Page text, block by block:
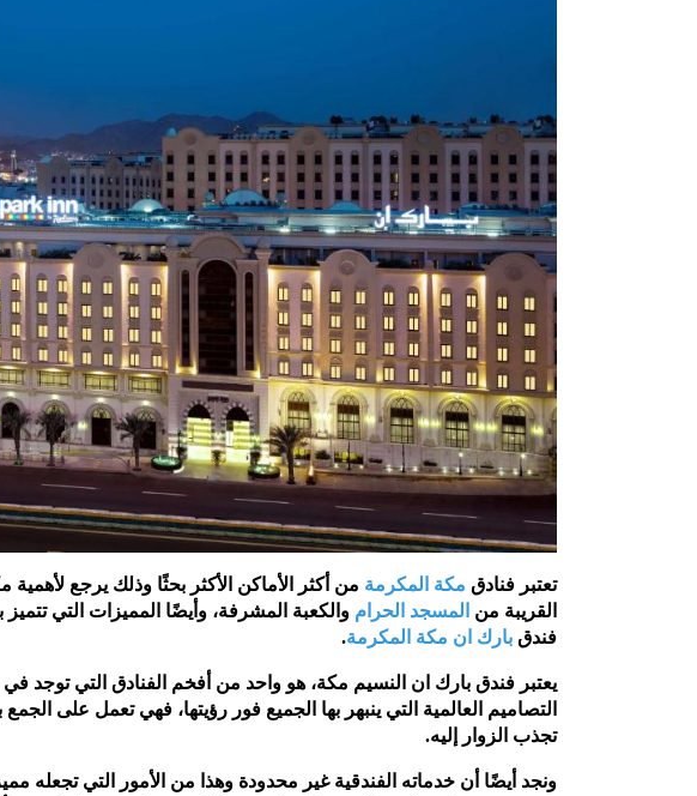
تعتبر فنادق مكة المكرمة من أكثر الأماكن الأكثر بحثًا وذلك يرجع
القريبة من المسجد الحرام والكعبة المشرفة، وأيضًا المميزات التي
فندق بارك ان مكة المكرمة.
يعتبر فندق بارك ان النسيم مكة، هو واحد من أفخم الفنادق التي توجد في
التصاميم العالمية التي ينبهر بها الجميع فور رؤيتها، فهي تعمل على
تجذب الزوار إليه.
ونجد أيضًا أن خدماته الفندقية غير محدودة وهذا من الأمور التي تجعله